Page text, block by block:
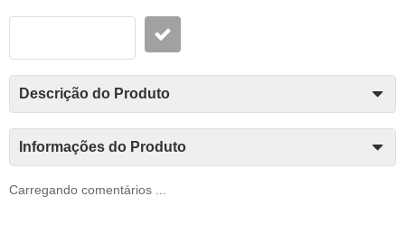
Descrição do Produto
Informações do Produto
Carregando comentários ...